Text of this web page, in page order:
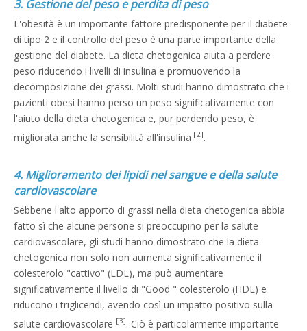
3. Gestione del peso e perdita di peso
L'obesità è un importante fattore predisponente per il diabete
di tipo 2 e il controllo del peso è una parte importante della
gestione del diabete. La dieta chetogenica aiuta a perdere
peso riducendo i livelli di insulina e promuovendo la
decomposizione dei grassi. Molti studi hanno dimostrato che i
pazienti obesi hanno perso un peso significativamente con
l'aiuto della dieta chetogenica e, pur perdendo peso, è
migliorata anche la sensibilità all'insulina [2].
4. Miglioramento dei lipidi nel sangue e della salute
cardiovascolare
Sebbene l'alto apporto di grassi nella dieta chetogenica abbia
fatto sì che alcune persone si preoccupino per la salute
cardiovascolare, gli studi hanno dimostrato che la dieta
chetogenica non solo non aumenta significativamente il
colesterolo "cattivo" (LDL), ma può aumentare
significativamente il livello di "Good " colesterolo (HDL) e
riducono i trigliceridi, avendo così un impatto positivo sulla
salute cardiovascolare [3]. Ciò è particolarmente importante